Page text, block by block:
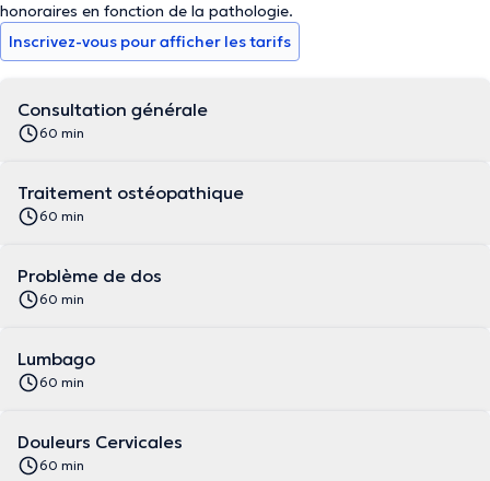
honoraires en fonction de la pathologie.
Inscrivez-vous pour afficher les tarifs
Consultation générale
60 min
Traitement ostéopathique
60 min
Problème de dos
60 min
Lumbago
60 min
Douleurs Cervicales
60 min